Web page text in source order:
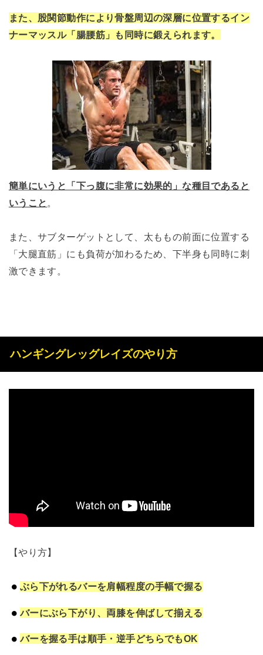
また、股関節動作により骨盤周辺の深層に位置するイン
ナーマッスル「腸腰筋」も同時に鍛えられます。
簡単にいうと「下っ腹に非常に効果的」な種目であると
いうこと 。
また、サブターゲットとして、太ももの前面に位置する
「大腿直筋」にも負荷が加わるため、下半身も同時に刺
激できます。
ハンギングレッグレイズのやり方
【やり方】
ぶら下がれるバーを肩幅程度の手幅で握る
バーにぶら下がり、両膝を伸ばして揃える
バーを握る手は順手・逆手どちらでもOK